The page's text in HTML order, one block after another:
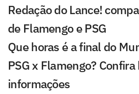
Redação do Lance!
de Flamengo e PSG
Que horas é a final do
PSG x Flamengo?
informações